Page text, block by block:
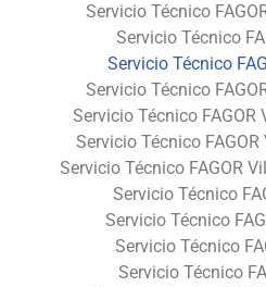
Servicio Técnico
Servicio Técnico
Servicio Técnico
Servicio Técnico
Servicio Técnico
Servicio Técnico
Servicio Técnico FAGOR
Servicio Técnico
Servicio Técnico
Servicio Técnico
Servicio Técnico